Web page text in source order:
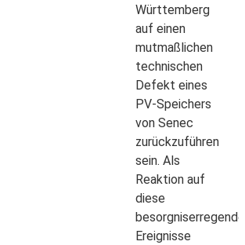
Württemberg
auf einen
mutmaßlichen
technischen
Defekt eines
PV-Speichers
von Senec
zurückzuführen
sein. Als
Reaktion auf
diese
besorgniserregenden
Ereignisse